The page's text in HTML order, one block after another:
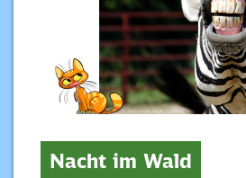
Nacht im Wald